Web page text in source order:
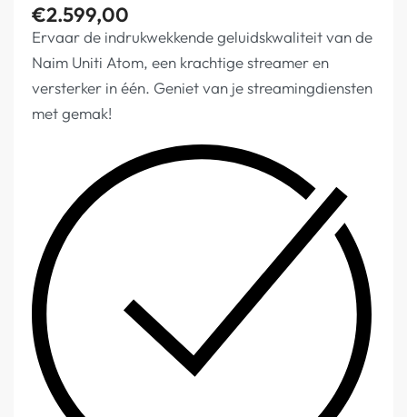
€2.599,00
Ervaar de indrukwekkende geluidskwaliteit van de
Naim Uniti Atom, een krachtige streamer en
versterker in één. Geniet van je streamingdiensten
met gemak!